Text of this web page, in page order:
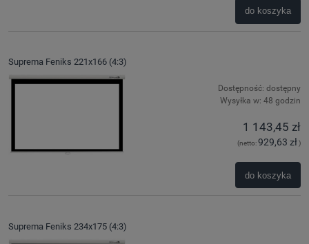
do koszyka
Suprema Feniks 221x166 (4:3)
Dostępność: dostępny
Wysyłka w: 48 godzin
1 143,45 zł
(netto:929,63 zł)
do koszyka
Suprema Feniks 234x175 (4:3)